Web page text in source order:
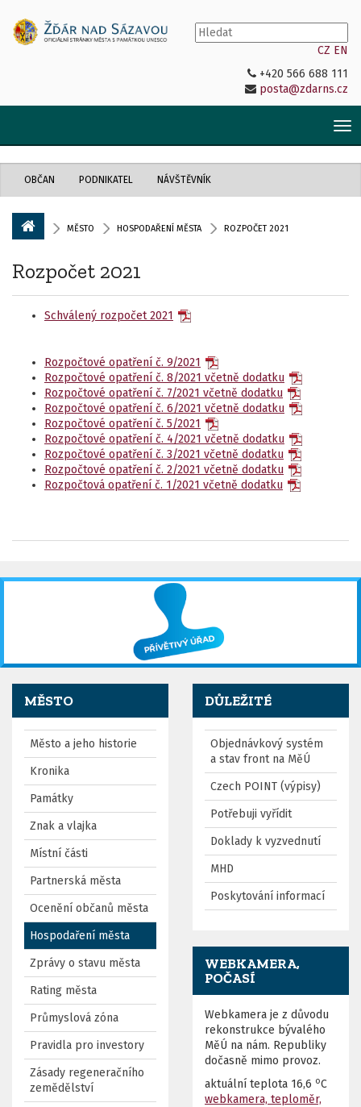
CZ EN
+420 566 688 111
posta@zdarns.cz
OBČAN PODNIKATEL NÁVŠTĚVNÍK
MĚSTO HOSPODAŘENÍ MĚSTA ROZPOČET 2021
Rozpočet 2021
Schválený rozpočet 2021
Rozpočtové opatření č. 9/2021
Rozpočtové opatření č. 8/2021 včetně dodatku
Rozpočtové opatření č. 7/2021 včetně dodatku
Rozpočtové opatření č. 6/2021 včetně dodatku
Rozpočtové opatření č. 5/2021
Rozpočtové opatření č. 4/2021 včetně dodatku
Rozpočtové opatření č. 3/2021 včetně dodatku
Rozpočtové opatření č. 2/2021 včetně dodatku
Rozpočtová opatření č. 1/2021 včetně dodatku
MĚSTO
Město a jeho historie
Kronika
Památky
Znak a vlajka
Místní části
Partnerská města
Ocenění občanů města
Hospodaření města
Zprávy o stavu města
Rating města
Průmyslová zóna
Pravidla pro investory
Zásady regeneračního
zemědělství
DŮLEŽITÉ
Objednávkový systém
a stav front na MěÚ
Czech POINT (výpisy)
Potřebuji vyřídit
Doklady k vyzvednutí
MHD
Poskytování informací
WEBKAMERA,
POČASÍ
Webkamera je z důvodu
rekonstrukce bývalého
MěÚ na nám. Republiky
dočasně mimo provoz.
aktuální teplota 16,6 oC
webkamera, teploměr,